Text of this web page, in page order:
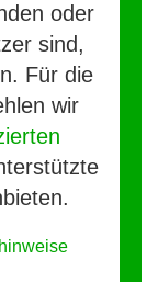
oder
sind,
Für die
wir